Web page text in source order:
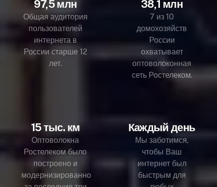
97,5 млн
Общая аудитория
пользователей
интернета в
России старше 12
лет.
38,1 млн
7 из 10
домохозяйств
России
охватывает
оптоволоконная
сеть Ростелеком.
15 тыс. км
Оптоволокна
Ростелеком было
построено и
модернизированно
Каждый день
Мы заботимся,
чтобы Ваш
интернет был
быстрым для